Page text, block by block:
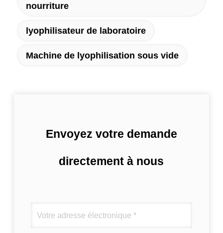
nourriture
lyophilisateur de laboratoire
Machine de lyophilisation sous vide
Envoyez votre demande
directement à nous